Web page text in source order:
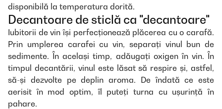
disponibilă la temperatura dorită.
Decantoare de sticlă ca "decantoare"
Iubitorii de vin își perfecționează plăcerea cu o carafă.
Prin umplerea carafei cu vin, separați vinul bun de
sedimente. În același timp, adăugați oxigen în vin. În
timpul decantării, vinul este lăsat să respire și, astfel,
să-și dezvolte pe deplin aroma. De îndată ce este
aerisit în mod optim, îl puteți turna cu ușurință în
pahare.